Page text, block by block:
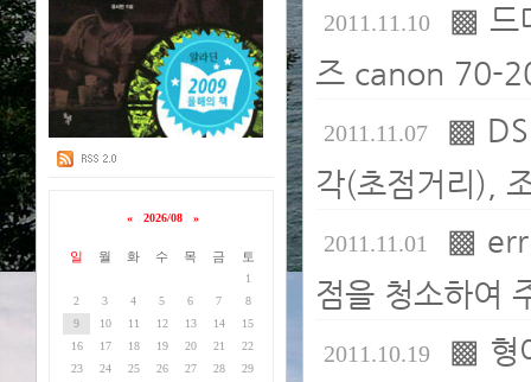
« 2026/08 »
일 월 화 수 목 금 토
1
2
3 4 5 6 7
8
9
10 11 12 13 14
15
16
17 18 19 20 21
22
23
24 25 26 27 28
29
2011.11.10 ▩ 드
즈 canon 70-
2011.11.07 ▩
각(초점거리),
2011.11.01 ▩ err
점을 청소하여
2011.10.19 ▩ 형